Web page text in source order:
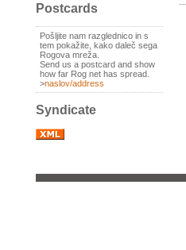
Postcards
Pošljite nam razglednico in s
tem pokažite, kako daleč sega
Rogova mreža.
Send us a postcard and show
how far Rog net has spread.
>naslov/address
Syndicate